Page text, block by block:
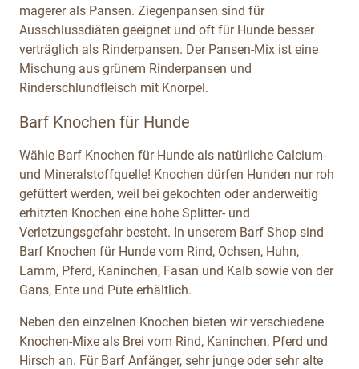
magerer als Pansen. Ziegenpansen sind für
Ausschlussdiäten geeignet und oft für Hunde besser
verträglich als Rinderpansen. Der Pansen-Mix ist eine
Mischung aus grünem Rinderpansen und
Rinderschlundfleisch mit Knorpel.
Barf Knochen für Hunde
Wähle Barf Knochen für Hunde als natürliche Calcium-
und Mineralstoffquelle! Knochen dürfen Hunden nur roh
gefüttert werden, weil bei gekochten oder anderweitig
erhitzten Knochen eine hohe Splitter- und
Verletzungsgefahr besteht. In unserem Barf Shop sind
Barf Knochen für Hunde vom Rind, Ochsen, Huhn,
Lamm, Pferd, Kaninchen, Fasan und Kalb sowie von der
Gans, Ente und Pute erhältlich.
Neben den einzelnen Knochen bieten wir verschiedene
Knochen-Mixe als Brei vom Rind, Kaninchen, Pferd und
Hirsch an. Für Barf Anfänger, sehr junge oder sehr alte